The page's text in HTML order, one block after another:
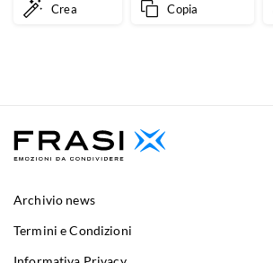
Crea Copia
Archivio news
Termini e Condizioni